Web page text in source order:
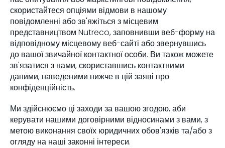
скористайтеся опціями відмови в нашому
повідомленні або зв'яжіться з місцевим
представництвом Nutreco, заповнивши веб-форму на
відповідному місцевому веб-сайті або звернувшись
до вашої звичайної контактної особи. Ви також можете
зв'язатися з нами, скориставшись контактними
даними, наведеними нижче в цій заяві про
конфіденційність.
Ми здійснюємо ці заходи за вашою згодою, аби
керувати нашими договірними відносинами з вами, з
метою виконання своїх юридичних обов'язків та/або з
огляду на наші законні інтереси.